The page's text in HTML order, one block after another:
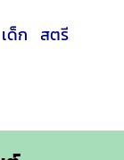
เด็ก สตรี